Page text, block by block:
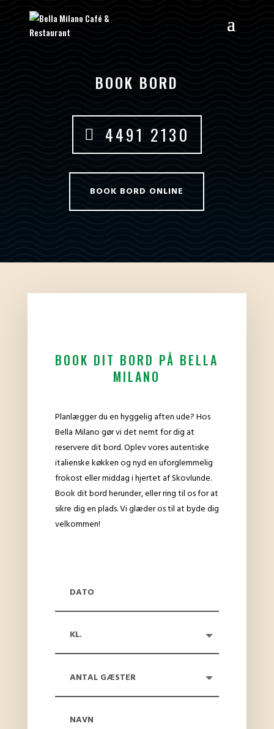
BOOK BORD
4491 2130
BOOK BORD ONLINE
BOOK DIT BORD PÅ BELLA
MILANO
Planlægger du en hyggelig aften ude? Hos
Bella Milano gør vi det nemt for dig at
reservere dit bord. Oplev vores autentiske
italienske køkken og nyd en uforglemmelig
frokost eller middag i hjertet af Skovlunde.
Book dit bord herunder, eller ring til os for at
sikre dig en plads. Vi glæder os til at byde dig
velkommen!